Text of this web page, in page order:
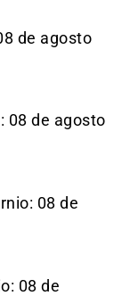
de agosto
08 de agosto
08 de
08 de